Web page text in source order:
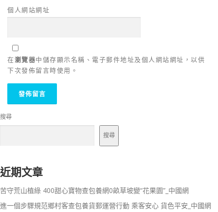
個人網站網址
在瀏覽器中儲存顯示名稱、電子郵件地址及個人網站網址，以供
下次發佈留言時使用。
搜尋
搜尋
近期文章
苦守荒山植綠 400甜心寶物查包養網0畝草坡變“花果園”_中國網
進一個步驟規范鄉村客查包養貨郵運營行動 乘客安心 貨色平安_中國網